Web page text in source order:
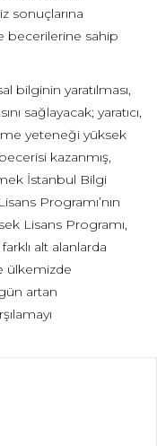
sonuçlarına
becerilerine sahip
bilginin yaratılması,
sağlayacak; yaratıcı,
yeteneği yüksek
kazanmış,
İstanbul Bilgi
Programı’nın
Lisans Programı,
alt alanlarda
ülkemizde
artan